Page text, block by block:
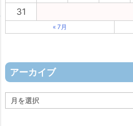
31
« 7月
アーカイブ
ー